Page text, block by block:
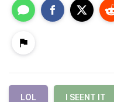
LOL I SEENT IT